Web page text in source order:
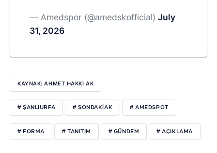
— Amedspor (@amedskofficial) July
31, 2026
KAYNAK: AHMET HAKKI AK
# ŞANLIURFA # SONDAKIAK # AMEDSPOT
# FORMA # TANITIM # GÜNDEM # AÇIKLAMA